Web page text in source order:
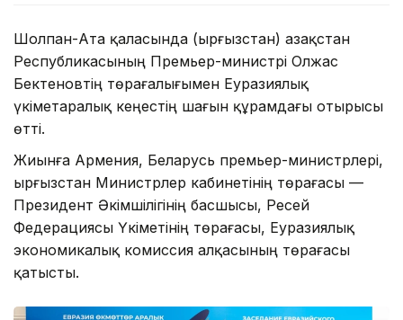
Шолпан-Ата қаласында (Қырғызстан) Қазақстан
Республикасының Премьер-министрі Олжас
Бектеновтің төрағалығымен Еуразиялық
үкіметаралық кеңестің шағын құрамдағы отырысы
өтті.
Жиынға Армения, Беларусь премьер-министрлері,
Қырғызстан Министрлер кабинетінің төрағасы —
Президент Әкімшілігінің басшысы, Ресей
Федерациясы Үкіметінің төрағасы, Еуразиялық
экономикалық комиссия алқасының төрағасы
қатысты.